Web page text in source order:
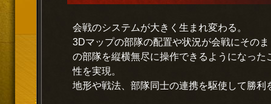
会戦のシステムが大きく生まれ変わる。
3Dマップの部隊の配置や状況が会戦にその
の部隊を縦横無尽に操作できるようになった
性を実現。
地形や戦法、部隊同士の連携を駆使して勝利